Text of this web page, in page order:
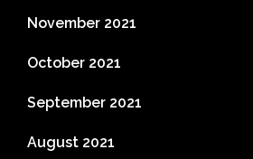
November 2021
October 2021
September 2021
August 2021